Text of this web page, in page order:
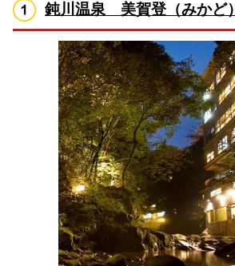
鈍川温泉 美賀登（みかど）